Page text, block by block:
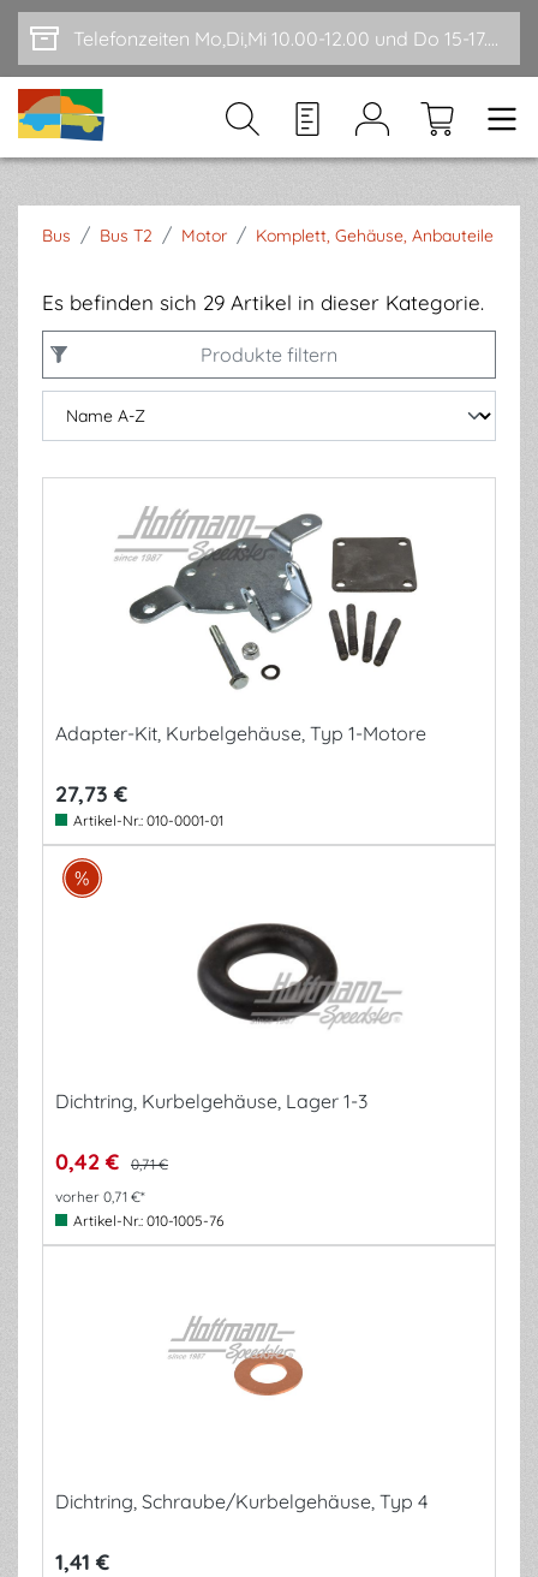
Zum Hauptinhalt springen Telefonzeiten Mo,Di,Mi 10.00-12.00 und Do 15-17.00
Bus / Bus T2 / Motor / Komplett, Gehäuse, Anbauteile
Es befinden sich 29 Artikel in dieser Kategorie.
Produkte filtern
Adapter-Kit, Kurbelgehäuse, Typ 1-Motore
27,73 €
Artikel-Nr.: 010-0001-01
Dichtring, Kurbelgehäuse, Lager 1-3
0,42 €
0,71 €
vorher 0,71 €*
Artikel-Nr.: 010-1005-76
Dichtring, Schraube/Kurbelgehäuse, Typ 4
1,41 €